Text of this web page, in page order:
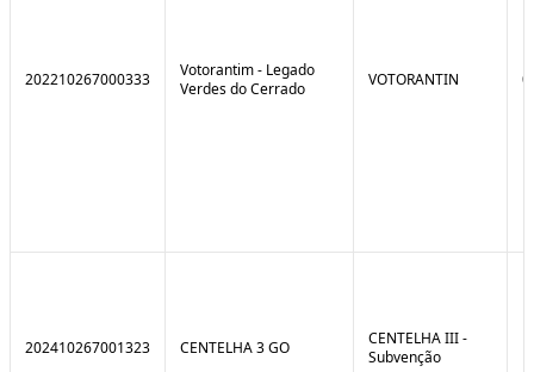
202210267000333
Votorantim - Legado
Verdes do Cerrado
VOTORANTIN
202410267001323 CENTELHA 3 GO
CENTELHA III -
Subvenção